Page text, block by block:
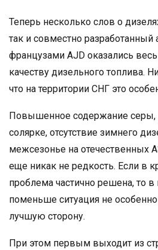
Теперь несколько слов о
так и совместно
французами AJD оказались
качеству дизельного топлива.
что на территории СНГ это
Повышенное содержание серы,
солярке, отсутствие зимнего
межсезонье на отечественных
еще никак не редкость. Если в
проблема частично решена, то в
поменьше ситуация не
лучшую сторону.
При этом первым выходит из